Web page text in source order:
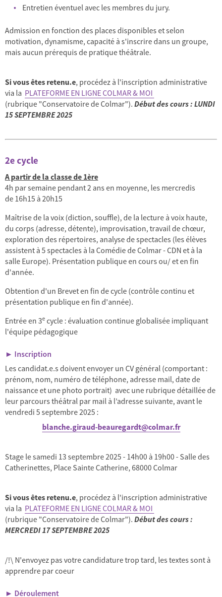
Entretien éventuel avec les membres du jury.
Admission en fonction des places disponibles et selon
motivation, dynamisme, capacité à s'inscrire dans un groupe,
mais aucun prérequis de pratique théâtrale.
Si vous êtes retenu.e, procédez à l'inscription administrative
via la PLATEFORME EN LIGNE COLMAR & MOI
(rubrique "Conservatoire de Colmar"). Début des cours : LUNDI
15 SEPTEMBRE 2025
2e cycle
A partir de la classe de 1ère
4h par semaine pendant 2 ans en moyenne, les mercredis
de 16h15 à 20h15
Maîtrise de la voix (diction, souffle), de la lecture à voix haute,
du corps (adresse, détente), improvisation, travail de chœur,
exploration des répertoires, analyse de spectacles (les élèves
assistent à 5 spectacles à la Comédie de Colmar - CDN et à la
salle Europe). Présentation publique en cours ou/ et en fin
d'année.
Obtention d'un Brevet en fin de cycle (contrôle continu et
présentation publique en fin d'année).
Entrée en 3e cycle : évaluation continue globalisée impliquant
l'équipe pédagogique
► Inscription
Les candidat.e.s doivent envoyer un CV général (comportant :
prénom, nom, numéro de téléphone, adresse mail, date de
naissance et une photo portrait) avec une rubrique détaillée de
leur parcours théâtral par mail à l’adresse suivante, avant le
vendredi 5 septembre 2025 :
blanche.giraud-beauregardt@colmar.fr
Stage le samedi 13 septembre 2025 - 14h00 à 19h00 - Salle des
Catherinettes, Place Sainte Catherine, 68000 Colmar
Si vous êtes retenu.e, procédez à l'inscription administrative
via la PLATEFORME EN LIGNE COLMAR & MOI
(rubrique "Conservatoire de Colmar"). Début des cours :
MERCREDI 17 SEPTEMBRE 2025
/!\ N'envoyez pas votre candidature trop tard, les textes sont à
apprendre par coeur
► Déroulement